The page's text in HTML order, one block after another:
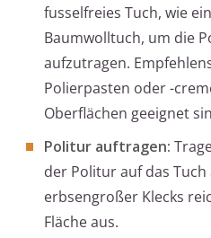
fusselfreies Tuch, wie
Baumwolltuch, um die
aufzutragen.
Polierpasten oder -
Oberflächen geeignet
Politur auftragen:
der Politur auf das Tuch
erbsengroßer Klecks
Fläche aus.